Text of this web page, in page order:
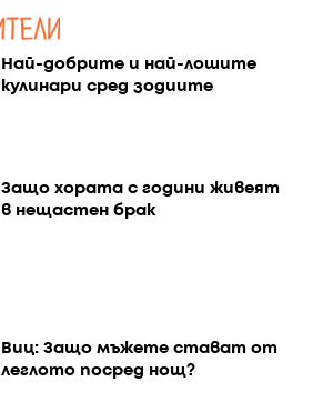
Най-добрите и най-лошите
кулинари сред зодиите
Защо хората с години живеят
в нещастен брак
Виц: Защо мъжете стават от
леглото посред нощ?